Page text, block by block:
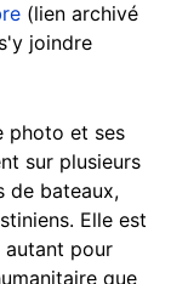
(lien archivé
joindre
photo et ses
sur plusieurs
de bateaux,
Elle est
autant pour
que